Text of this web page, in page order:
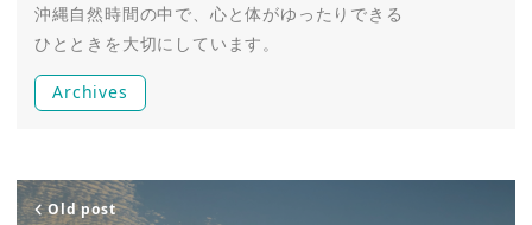
沖縄自然時間の中で、心と体がゆったりできる
ひとときを大切にしています。
Archives
Old post